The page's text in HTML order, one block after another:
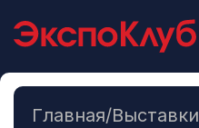
Главная/Выставки